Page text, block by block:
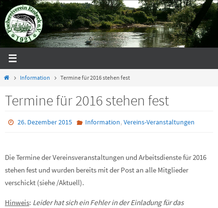
Zum
Inhalt
springen
StartInformation Termine für 2016 stehen fest
Termine für 2016 stehen fest
26. Dezember 2015 Information, Vereins-Veranstaltungen
Die Termine der Vereinsveranstaltungen und Arbeitsdienste für 2016
stehen fest und wurden bereits mit der Post an alle Mitglieder
verschickt (siehe /Aktuell).
Hinweis: Leider hat sich ein Fehler in der Einladung für das